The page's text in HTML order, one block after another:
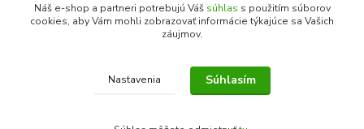
Realizujeme prírodné akvária: AkvaShop s.r.o. • IBAN:
SK3911000000002947087849
Náš e-shop a partneri potrebujú Váš súhlas s použitím súborov
cookies, aby Vám mohli zobrazovať informácie týkajúce sa Vašich
záujmov.
Nastavenia Súhlasím